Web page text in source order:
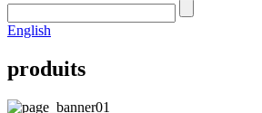
English
produits